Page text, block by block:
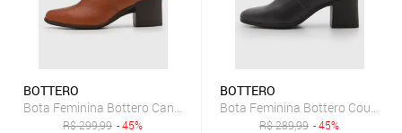
BOTTERO
Bota Feminina Bottero Cano Baixo Salto Quadrado Caramelo
R$299,99 - 45%
BOTTERO
Bota Feminina Bottero Couro
R$289,99 - 45%